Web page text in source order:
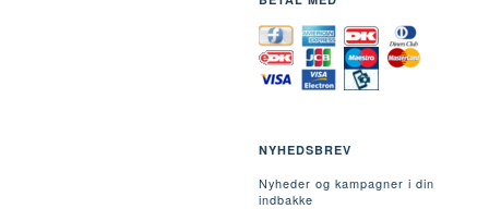
NYHEDSBREV
Nyheder og kampagner i din
indbakke